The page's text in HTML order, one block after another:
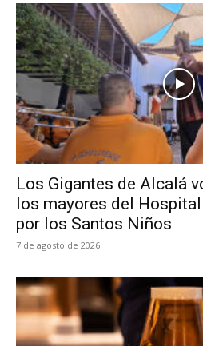
Los Gigantes de Alcalá
los mayores del
por los Santos Niños
7 de agosto de 2026